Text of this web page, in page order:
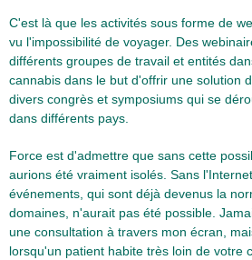
C'est là que les activités sous forme de
vu l'impossibilité de voyager. Des
différents groupes de travail et entités
cannabis dans le but d'offrir une solution
divers congrès et symposiums qui se
dans différents pays.
Force est d'admettre que sans cette
aurions été vraiment isolés. Sans
événements, qui sont déjà devenus la
domaines, n'aurait pas été possible.
une consultation à travers mon écran,
lorsqu'un patient habite très loin de votre